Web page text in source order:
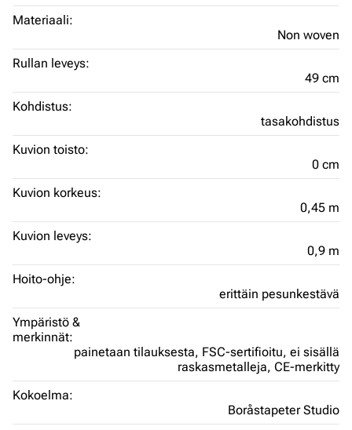
Materiaali:
Non woven
Rullan leveys:
49 cm
Kohdistus:
tasakohdistus
Kuvion toisto:
0 cm
Kuvion korkeus:
0,45 m
Kuvion leveys:
0,9 m
Hoito-ohje:
erittäin pesunkestävä
Ympäristö &
merkinnät:
painetaan tilauksesta, FSC-sertifioitu, ei sisällä
raskasmetalleja, CE-merkitty
Kokoelma:
Boråstapeter Studio